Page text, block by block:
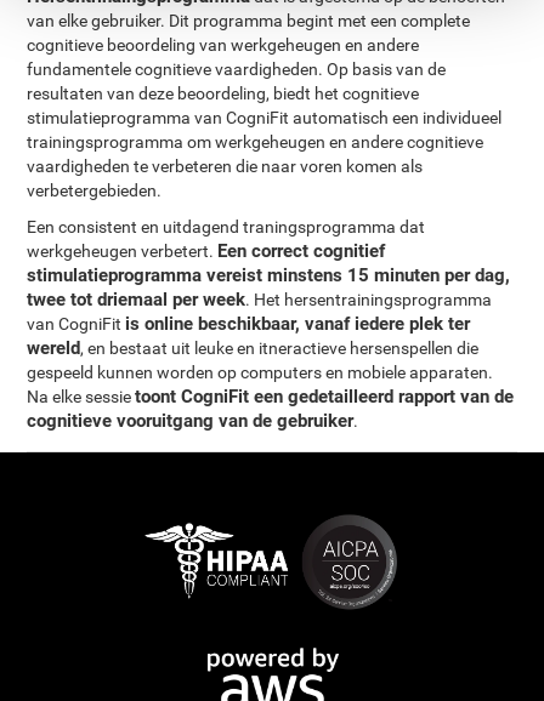
van elke gebruiker. Dit programma begint met een complete
cognitieve beoordeling van werkgeheugen en andere
fundamentele cognitieve vaardigheden. Op basis van de
resultaten van deze beoordeling, biedt het cognitieve
stimulatieprogramma van CogniFit automatisch een individueel
trainingsprogramma om werkgeheugen en andere cognitieve
vaardigheden te verbeteren die naar voren komen als
verbetergebieden.
Een consistent en uitdagend traningsprogramma dat
werkgeheugen verbetert. Een correct cognitief
stimulatieprogramma vereist minstens 15 minuten per dag,
twee tot driemaal per week. Het hersentrainingsprogramma
van CogniFit is online beschikbaar, vanaf iedere plek ter
wereld, en bestaat uit leuke en itneractieve hersenspellen die
gespeeld kunnen worden op computers en mobiele apparaten.
Na elke sessietoont CogniFit een gedetailleerd rapport van de
cognitieve vooruitgang van de gebruiker.